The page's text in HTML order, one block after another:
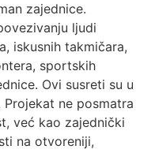
zajednice.
ljudi
iskusnih takmičara,
sportskih
Ovi susreti su u
Projekat ne posmatra
već kao zajednički
na otvoreniji,